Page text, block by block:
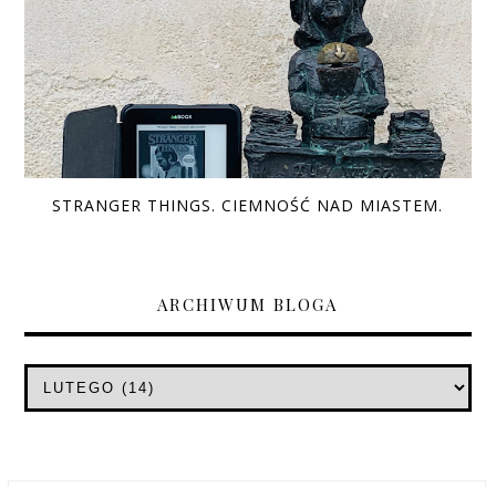
STRANGER THINGS. CIEMNOŚĆ NAD MIASTEM.
ARCHIWUM BLOGA